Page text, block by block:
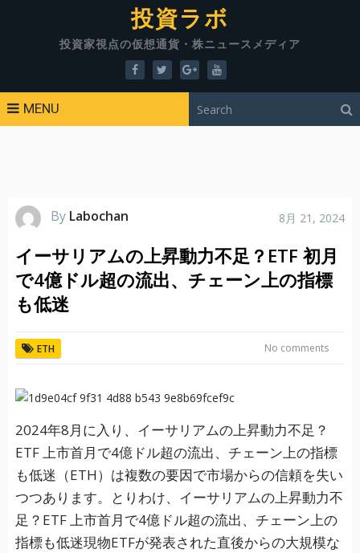
投資ラボ
投資家視点の仮想通貨・株ニュースメディア
MENU
By Labochan 8月 21, 2024
イーサリアムの上昇動力不足？ETF 初月
で4億ドル超の流出、チェーン上の指標
も低迷
ETH No comments
2024年8月に入り、イーサリアムの上昇動力不足？
ETF 上市首月で4億ドル超の流出、チェーン上の指標
も低迷（ETH）は複数の要因で市場からの信頼を失い
つつあります。とりわけ、イーサリアムの上昇動力不
足？ETF 上市首月で4億ドル超の流出、チェーン上の
指標も低迷現物ETFが発表された直後からの大規模な